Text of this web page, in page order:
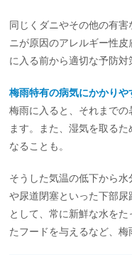
同じくダニやその他の有
ニが原因のアレルギー性
に入る前から適切な予防対
梅雨特有の病気にかかりや
梅雨に入ると、それまで
ます。また、湿気を取る
なることも。
そうした気温の低下から
や尿道閉塞といった下部
として、常に新鮮な水を
たフードを与えるなど、梅